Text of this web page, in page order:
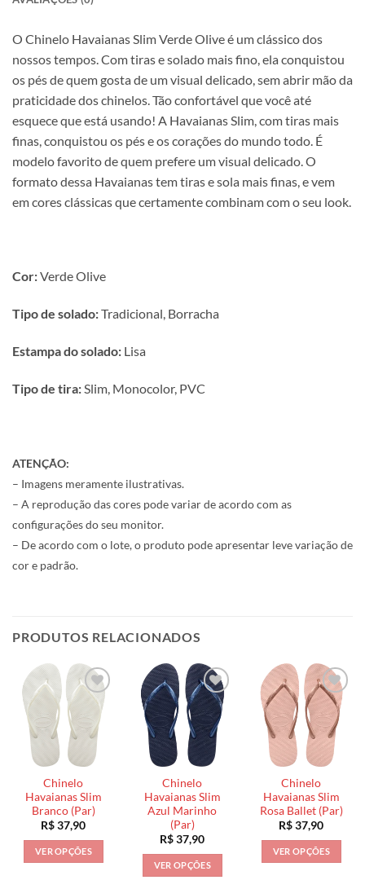
O Chinelo Havaianas Slim Verde Olive é um clássico dos
nossos tempos. Com tiras e solado mais fino, ela conquistou
os pés de quem gosta de um visual delicado, sem abrir mão da
praticidade dos chinelos. Tão confortável que você até
esquece que está usando! A Havaianas Slim, com tiras mais
finas, conquistou os pés e os corações do mundo todo. É
modelo favorito de quem prefere um visual delicado. O
formato dessa Havaianas tem tiras e sola mais finas, e vem
em cores clássicas que certamente combinam com o seu look.
Cor:Verde Olive
Tipo de solado:Tradicional, Borracha
Estampa do solado: Lisa
Tipo de tira:Slim, Monocolor, PVC
ATENÇÃO:
– Imagens meramente ilustrativas.
– A reprodução das cores pode variar de acordo com as
configurações do seu monitor.
– De acordo com o lote, o produto pode apresentar leve variação de
cor e padrão.
PRODUTOS RELACIONADOS
Chinelo
Havaianas Slim
Branco (Par)
R$37,90
VER OPÇÕES
Chinelo
Havaianas Slim
Azul Marinho
(Par)
R$37,90
VER OPÇÕES
Chinelo
Havaianas Slim
Rosa Ballet (Par)
R$37,90
VER OPÇÕES